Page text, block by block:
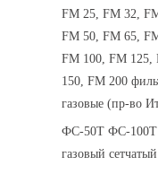
FM 25, FM 32,
FM 50, FM 65,
FM 100, FM 125,
150, FM 200
газовые (пр-во
ФС-50Т ФС-100Т
газовый сетчатый